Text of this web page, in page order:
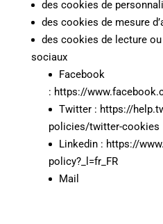
des cookies de
des cookies de mesure
des cookies de lecture
sociaux
Facebook
: https://
Twitter : https://
policies/twitter-cookies
Linkedin : https://
policy?_l=fr_FR
Mail